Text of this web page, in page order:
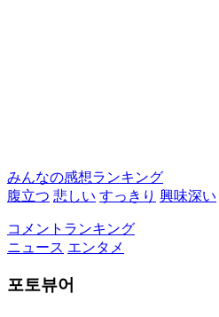
みんなの感想ランキング
腹立つ 悲しい すっきり 興味深い
コメントランキング
ニュース エンタメ
포토뷰어